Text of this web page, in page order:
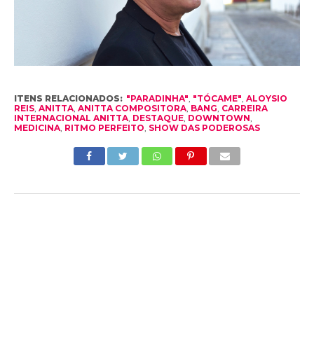
ITENS RELACIONADOS: "PARADINHA", "TÓCAME", ALOYSIO
REIS, ANITTA, ANITTA COMPOSITORA, BANG, CARREIRA
INTERNACIONAL ANITTA, DESTAQUE, DOWNTOWN,
MEDICINA, RITMO PERFEITO, SHOW DAS PODEROSAS